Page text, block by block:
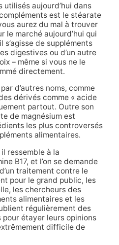
utilisés aujourd’hui dans
est le stéarate
aurez du mal à trouver
le marché aujourd’hui qui
s’agisse de suppléments
digestives ou d’un autre
– même si vous ne le
directement.
d’autres noms, comme
dérivés comme « acide
partout. Outre son
de magnésium est
les plus controversés
alimentaires.
ressemble à la
B17, et l’on se demande
d’un traitement contre le
pour le grand public, les
les chercheurs des
alimentaires et les
régulièrement des
étayer leurs opinions
difficile de